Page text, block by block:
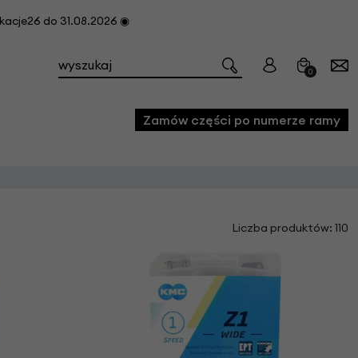
do 31.08.2026 ◉
0
i konserwacji roweru
Zamów części po numerze ramy
Liczba produktów: 110